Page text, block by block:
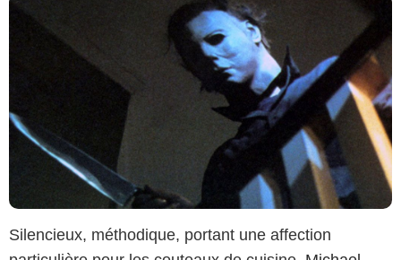
Silencieux, méthodique, portant une affection